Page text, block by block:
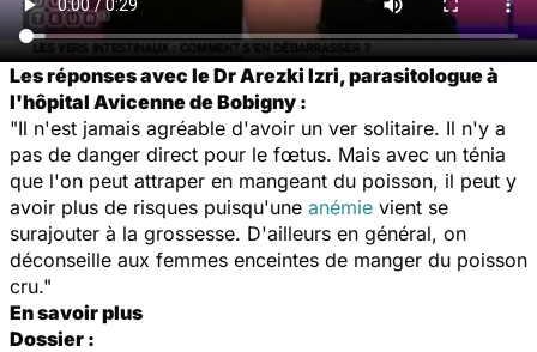
Les réponses avec le Dr Arezki Izri, parasitologue à
l'hôpital Avicenne de Bobigny :
"Il n'est jamais agréable d'avoir un ver solitaire. Il n'y a
pas de danger direct pour le fœtus. Mais avec un ténia
que l'on peut attraper en mangeant du poisson, il peut y
avoir plus de risques puisqu'une anémie vient se
surajouter à la grossesse. D'ailleurs en général, on
déconseille aux femmes enceintes de manger du poisson
cru."
En savoir plus
Dossier :